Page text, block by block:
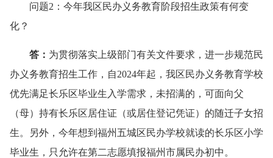
问题2：今年我区民办义务教育阶段招生政策有何变
化？
答 ： 为贯彻落实上级部门有关文件要求，进一步规范民
办义务教育招生工作，自2024年起，我区民办义务教育学校
优先满足长乐区毕业生入学需求，未招满的，可面向父
（母）持有长乐区居住证（或居住登记凭证）的随迁子女招
生。另外，今年想到福州五城区民办学校就读的长乐区小学
毕业生，只允许在第二志愿填报福州市属民办初中。